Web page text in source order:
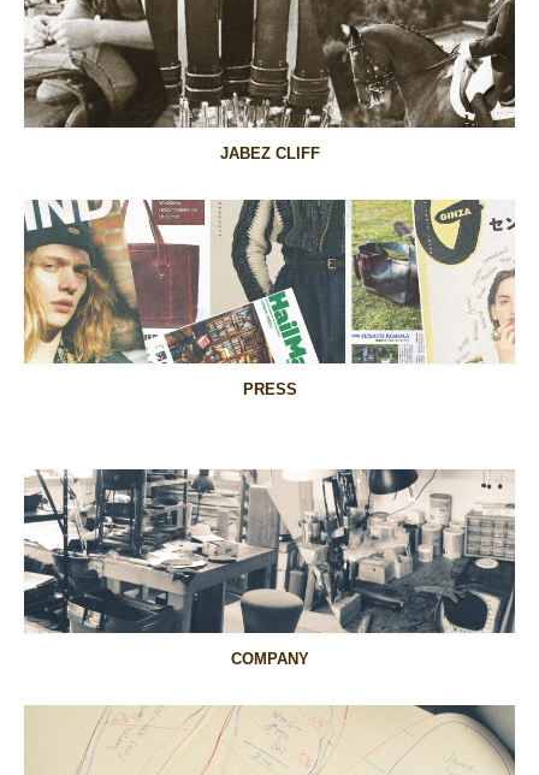
JABEZ CLIFF
PRESS
COMPANY